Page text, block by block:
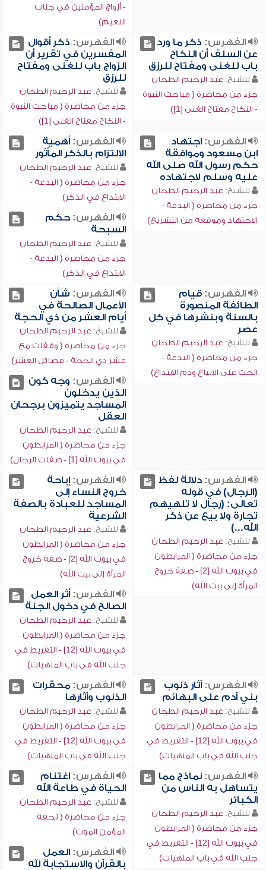
- أزواج المؤمنين في جنات
النعيم)
الفهرس: ذكر ما ورد
عن السلف أن النكاح
باب للغنى ومفتاح للرزق
للشيخ: عبد الرحيم الطحان
جزء من محاضرة ( مباحث النبوة
- النكاح مفتاح الغنى [1])
الفهرس: ذكر أقوال
المفسرين في تقرير أن
الزواج باب للغنى ومفتاح
للرزق
للشيخ: عبد الرحيم الطحان
جزء من محاضرة ( مباحث النبوة
- النكاح مفتاح الغنى [1])
الفهرس:اجتهاد
ابن مسعود وموافقة
حكم رسول الله صلى الله
عليه وسلم لاجتهاده
للشيخ: عبد الرحيم الطحان
جزء من محاضرة ( البدعة -
الاجتهاد وموقعه من التشريع)
الفهرس:أهمية
الالتزام بالذكر المأثور
للشيخ: عبد الرحيم الطحان
جزء من محاضرة ( البدعة -
الابتداع في الذكر)
الفهرس:حكم
السبحة
للشيخ: عبد الرحيم الطحان
جزء من محاضرة ( البدعة -
الابتداع في الذكر)
الفهرس:قيام
الطائفة المنصورة
بالسنة وبنشرها في كل
عصر
للشيخ: عبد الرحيم الطحان
جزء من محاضرة ( البدعة -
الحث على الاتباع وذم الابتداع)
الفهرس: شأن
الأعمال الصالحة في
أيام العشر من ذي الحجة
للشيخ: عبد الرحيم الطحان
جزء من محاضرة ( وقفات مع
عشر ذي الحجة - فضائل العشر)
الفهرس: وجه كون
الذين يدخلون
المساجد يتميزون برجحان
العقل
للشيخ: عبد الرحيم الطحان
جزء من محاضرة ( المرابطون
في بيوت الله [1] - صفات الرجال)
الفهرس:دلالة لفظ
(الرجال) في قوله
تعالى: (رجال لا تلهيهم
تجارة ولا بيع عن ذكر
الله...)
للشيخ: عبد الرحيم الطحان
جزء من محاضرة ( المرابطون
في بيوت الله [2] - صفة خروج
المرأة إلى بيت الله)
الفهرس:إباحة
خروج النساء إلى
المساجد للعبادة بالصفة
الشرعية
للشيخ: عبد الرحيم الطحان
جزء من محاضرة ( المرابطون
في بيوت الله [2] - صفة خروج
المرأة إلى بيت الله)
الفهرس:أثر العمل
الصالح في دخول الجنة
للشيخ: عبد الرحيم الطحان
جزء من محاضرة ( المرابطون
في بيوت الله [12] - التفريط في
جنب الله في باب المنهيات)
الفهرس:آثار ذنوب
بني آدم على البهائم
للشيخ: عبد الرحيم الطحان
جزء من محاضرة ( المرابطون
في بيوت الله [12] - التفريط في
جنب الله في باب المنهيات)
الفهرس:محقرات
الذنوب وآثارها
للشيخ: عبد الرحيم الطحان
جزء من محاضرة ( المرابطون
في بيوت الله [12] - التفريط في
جنب الله في باب المنهيات)
الفهرس:نماذج مما
يتساهل به الناس من
الكبائر
للشيخ: عبد الرحيم الطحان
جزء من محاضرة ( المرابطون
في بيوت الله [12] - التفريط في
جنب الله في باب المنهيات)
الفهرس:اغتنام
الحياة في طاعة الله
للشيخ: عبد الرحيم الطحان
جزء من محاضرة ( تحفة
المؤمن الموت)
الفهرس:العمل
بالقرآن والاستجابة لله